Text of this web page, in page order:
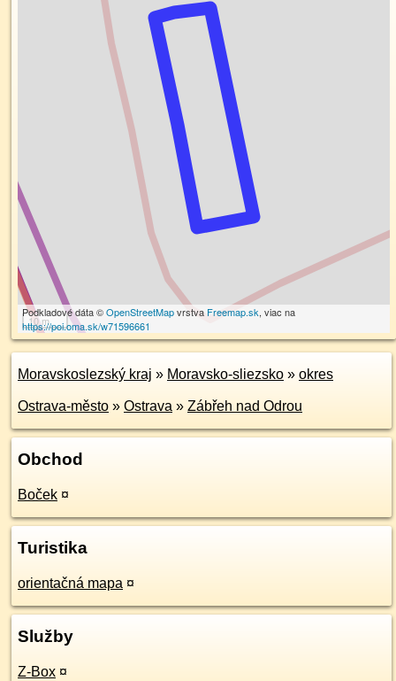
10 m
Podkladové dáta ©OpenStreetMapvrstva Freemap.sk, viac na
https://poi.oma.sk/w71596661
Moravskoslezský kraj » Moravsko-sliezsko » okres
Ostrava-město » Ostrava » Zábřeh nad Odrou
Obchod
Boček ¤
Turistika
orientačná mapa ¤
Služby
Z-Box ¤